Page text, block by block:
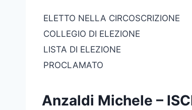
ELETTO NELLA CIRCOSCRIZIONE
COLLEGIO DI ELEZIONE
LISTA DI ELEZIONE
PROCLAMATO
Anzaldi Michele –